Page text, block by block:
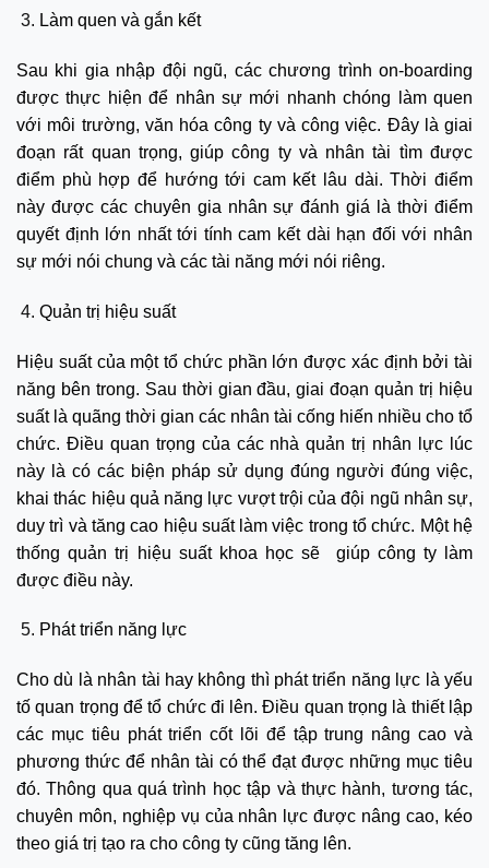
Làm quen và gắn kết
Sau khi gia nhập đội ngũ, các chương trình on-boarding
được thực hiện để nhân sự mới nhanh chóng làm quen
với môi trường, văn hóa công ty và công việc. Đây là giai
đoạn rất quan trọng, giúp công ty và nhân tài tìm được
điểm phù hợp để hướng tới cam kết lâu dài. Thời điểm
này được các chuyên gia nhân sự đánh giá là thời điểm
quyết định lớn nhất tới tính cam kết dài hạn đối với nhân
sự mới nói chung và các tài năng mới nói riêng.
Quản trị hiệu suất
Hiệu suất của một tổ chức phần lớn được xác định bởi tài
năng bên trong. Sau thời gian đầu, giai đoạn quản trị hiệu
suất là quãng thời gian các nhân tài cống hiến nhiều cho tổ
chức. Điều quan trọng của các nhà quản trị nhân lực lúc
này là có các biện pháp sử dụng đúng người đúng việc,
khai thác hiệu quả năng lực vượt trội của đội ngũ nhân sự,
duy trì và tăng cao hiệu suất làm việc trong tổ chức. Một hệ
thống quản trị hiệu suất khoa học sẽ giúp công ty làm
được điều này.
Phát triển năng lực
Cho dù là nhân tài hay không thì phát triển năng lực là yếu
tố quan trọng để tổ chức đi lên. Điều quan trọng là thiết lập
các mục tiêu phát triển cốt lõi để tập trung nâng cao và
phương thức để nhân tài có thể đạt được những mục tiêu
đó. Thông qua quá trình học tập và thực hành, tương tác,
chuyên môn, nghiệp vụ của nhân lực được nâng cao, kéo
theo giá trị tạo ra cho công ty cũng tăng lên.